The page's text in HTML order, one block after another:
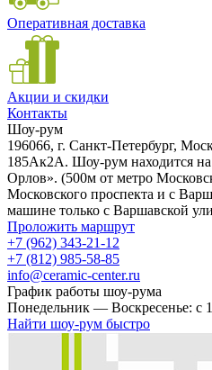
Оперативная доставка
Акции и скидки
Контакты
Шоу-рум
196066, г. Санкт-Петербург,
185Ак2А. Шоу-рум находится
Орлов». (500м от метро
Московского проспекта и с
машине только с Варшавской
Проложить маршрут
+7 (962) 343-21-12
+7 (812) 985-58-85
info@ceramic-center.ru
График работы шоу-рума
Понедельник — Воскресенье: с
Найти шоу-рум быстро